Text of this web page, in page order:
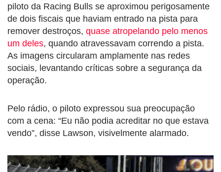
piloto da Racing Bulls se aproximou perigosamente
de dois fiscais que haviam entrado na pista para
remover destroços, quase atropelando pelo menos
um deles, quando atravessavam correndo a pista.
As imagens circularam amplamente nas redes
sociais, levantando críticas sobre a segurança da
operação.
Pelo rádio, o piloto expressou sua preocupação
com a cena: “Eu não podia acreditar no que estava
vendo”, disse Lawson, visivelmente alarmado.